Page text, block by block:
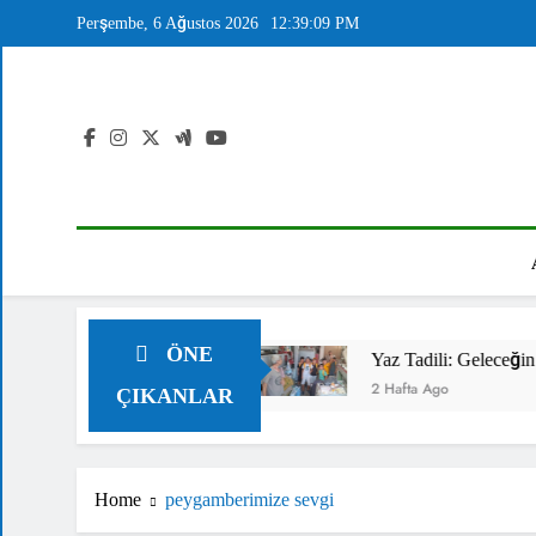
to
Perşembe, 6 Ağustos 2026 12:39:10 PM
ÖNE
ÇIKANLAR
Anlamlı Ziyaret Yaz Tadili: Geleceğin
2 Hafta Ago
Home peygamberimize sevgi